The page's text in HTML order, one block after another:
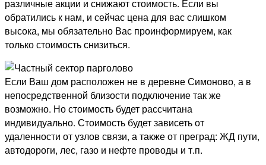
различные акции и снижают стоимость. Если вы
обратились к нам, и сейчас цена для вас слишком
высока, мы обязательно Вас проинформируем, как
только стоимость снизиться.
Если Ваш дом расположен не в деревне Симоново, а в
непосредственной близости подключение так же
возможно. Но стоимость будет рассчитана
индивидуально. Стоимость будет зависеть от
удаленности от узлов связи, а также от преград: ЖД пути,
автодороги, лес, газо и нефте проводы и т.п.